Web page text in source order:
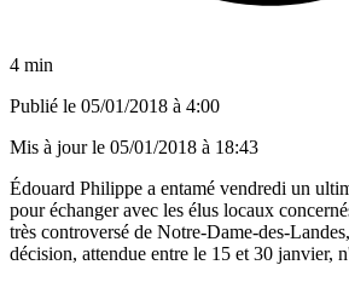
4 min
Publié le 05/01/2018 à 4:00
Mis à jour le 05/01/2018 à 18:43
Édouard Philippe a entamé vendredi un
pour échanger avec les élus locaux
très controversé de Notre-Dame-des-
décision, attendue entre le 15 et 30 janvier,